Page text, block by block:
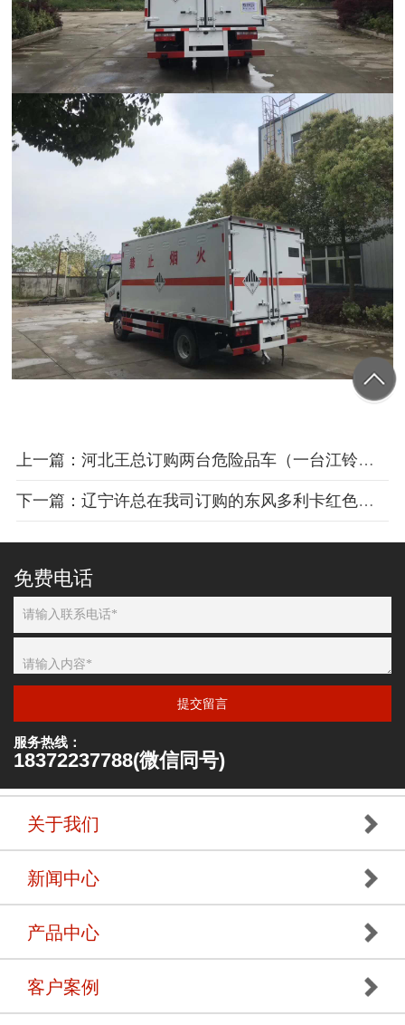
上一篇：河北王总订购两台危险品车（一台江铃危险品车和一台解放危险品车）发车
下一篇：辽宁许总在我司订购的东风多利卡红色油罐车发车
免费电话
提交留言
服务热线：
18372237788(微信同号)
关于我们
新闻中心
产品中心
客户案例